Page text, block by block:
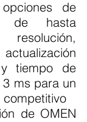
de
de hasta
tiempo de
ms para un
competitivo
de OMEN